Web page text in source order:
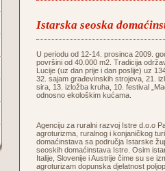
Istarska seoska
U periodu od 12-14. prosinca 2009.
površini od 40.000 m2. Tradicija
Lucije (uz dan prije i dan poslije) uz
32. sajam građevinskih strojeva, 21.
sira, 13. izložba kruha, 10. festival
odnosno ekološkim kućama.
Agenciju za ruralni razvoj Istre d.o.o
agroturizma, ruralnog i konjaničkog
domaćinstava sa područja Istarske
seoskih domaćinstava Istre. Osim
Italije, Slovenije i Austrije čime su se
agroturizam dopunska djelatnost